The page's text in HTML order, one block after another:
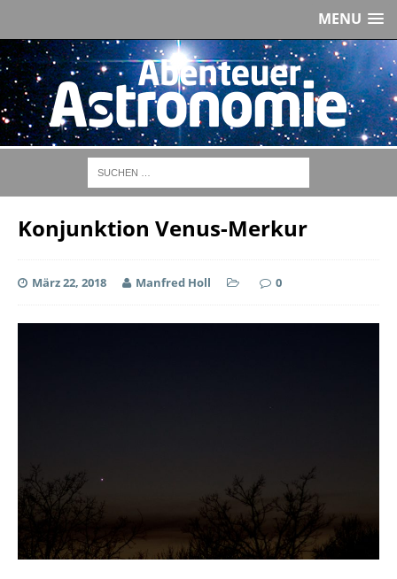
MENU
Konjunktion Venus-Merkur
März 22, 2018 Manfred Holl 0